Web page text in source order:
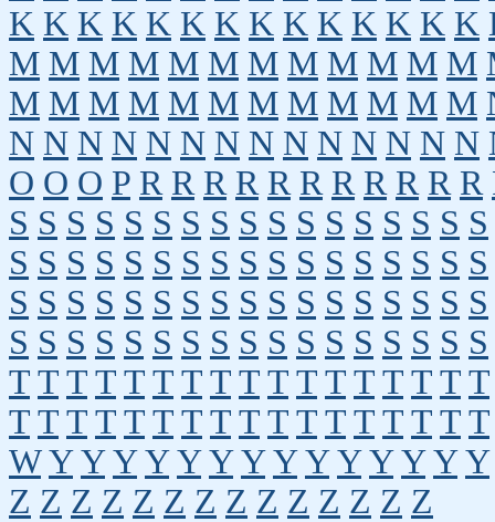
K K K K K K K K K K K K K K
M M M M M M M M M M M M
M M M M M M M M M M M M
N N N N N N N N N N N N N N
O O O P R R R R R R R R R R R
S S S S S S S S S S S S S S S S S
S S S S S S S S S S S S S S S S S
S S S S S S S S S S S S S S S S S
S S S S S S S S S S S S S S S S S
T T T T T T T T T T T T T T T T T
T T T T T T T T T T T T T T T T T
W Y Y Y Y Y Y Y Y Y Y Y Y Y Y
Z Z Z Z Z Z Z Z Z Z Z Z Z Z